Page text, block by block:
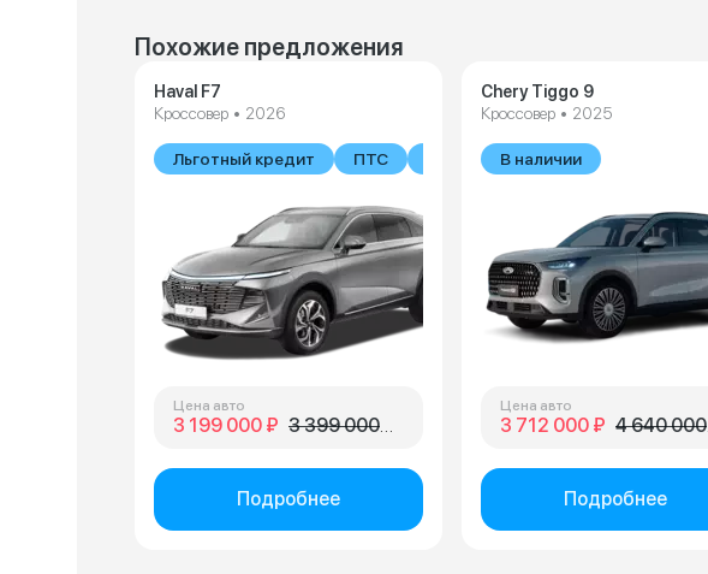
Похожие предложения
Haval F7
Кроссовер • 2026
Льготный кредит ПТС В наличии
Цена авто
3 199 000 ₽ 3 399 000 ₽
Подробнее
Chery Tiggo 9
Кроссовер • 2025
В наличии
Цена авто
3 712 000 ₽ 4 640 000 ₽
Подробнее